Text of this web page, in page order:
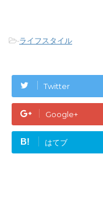
-ライフスタイル
Twitter
Google+
B! はてブ